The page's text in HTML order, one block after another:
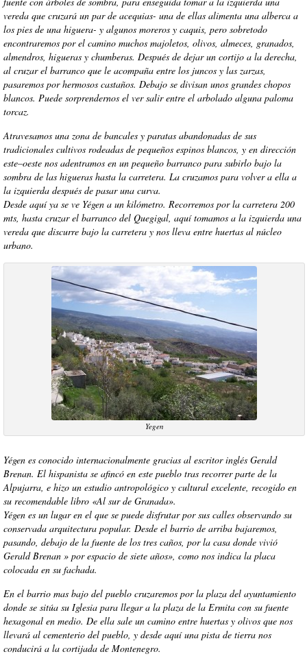
vereda que cruzará un par de acequias- una de ellas alimenta una alberca a
los pies de una higuera- y algunos moreros y caquis, pero sobretodo
encontraremos por el camino muchos majoletos, olivos, almeces, granados,
almendros, higueras y chumberas. Después de dejar un cortijo a la derecha,
al cruzar el barranco que le acompaña entre los juncos y las zarzas,
pasaremos por hermosos castaños. Debajo se divisan unos grandes chopos
blancos. Puede sorprendernos el ver salir entre el arbolado alguna paloma
torcaz.
Atravesamos una zona de bancales y paratas abandonadas de sus
tradicionales cultivos rodeadas de pequeños espinos blancos, y en dirección
este–oeste nos adentramos en un pequeño barranco para subirlo bajo la
sombra de las higueras hasta la carretera. La cruzamos para volver a ella a
la izquierda después de pasar una curva.
Desde aquí ya se ve Yégen a un kilómetro. Recorremos por la carretera 200
mts, hasta cruzar el barranco del Quegigal, aquí tomamos a la izquierda una
vereda que discurre bajo la carretera y nos lleva entre huertas al núcleo
urbano.
Yegen
Yégen es conocido internacionalmente gracias al escritor inglés Gerald
Brenan. El hispanista se afincó en este pueblo tras recorrer parte de la
Alpujarra, e hizo un estudio antropológico y cultural excelente, recogido en
su recomendable libro «Al sur de Granada».
Yégen es un lugar en el que se puede disfrutar por sus calles observando su
conservada arquitectura popular. Desde el barrio de arriba bajaremos,
pasando, debajo de la fuente de los tres caños, por la casa donde vivió
Gerald Brenan » por espacio de siete años», como nos indica la placa
colocada en su fachada.
En el barrio mas bajo del pueblo cruzaremos por la plaza del ayuntamiento
donde se sitúa su Iglesia para llegar a la plaza de la Ermita con su fuente
hexagonal en medio. De ella sale un camino entre huertas y olivos que nos
llevará al cementerio del pueblo, y desde aquí una pista de tierra nos
conducirá a la cortijada de Montenegro.